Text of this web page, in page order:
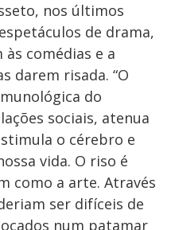
nos últimos
de drama,
comédias e a
darem risada. “O
do
sociais, atenua
o cérebro e
vida. O riso é
como a arte. Através
ser difíceis de
num patamar